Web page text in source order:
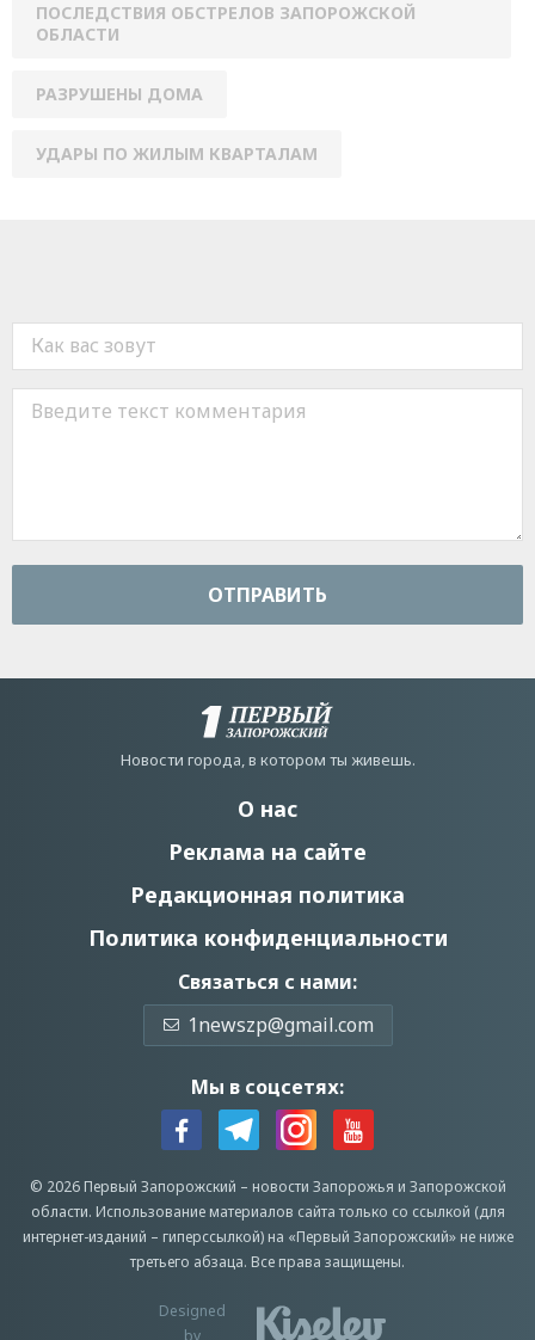
ПОСЛЕДСТВИЯ ОБСТРЕЛОВ ЗАПОРОЖСКОЙ
ОБЛАСТИ
РАЗРУШЕНЫ ДОМА
УДАРЫ ПО ЖИЛЫМ КВАРТАЛАМ
ОТПРАВИТЬ
Новости города, в котором ты живешь.
О нас
Реклама на сайте
Редакционная политика
Политика конфиденциальности
Связаться с нами:
1newszp@gmail.com
Мы в соцсетях:
© 2026 Первый Запорожский – новости Запорожья и Запорожской
области. Использование материалов сайта только со ссылкой (для
интернет-изданий – гиперссылкой) на «Первый Запорожский» не ниже
третьего абзаца. Все права защищены.
Designed